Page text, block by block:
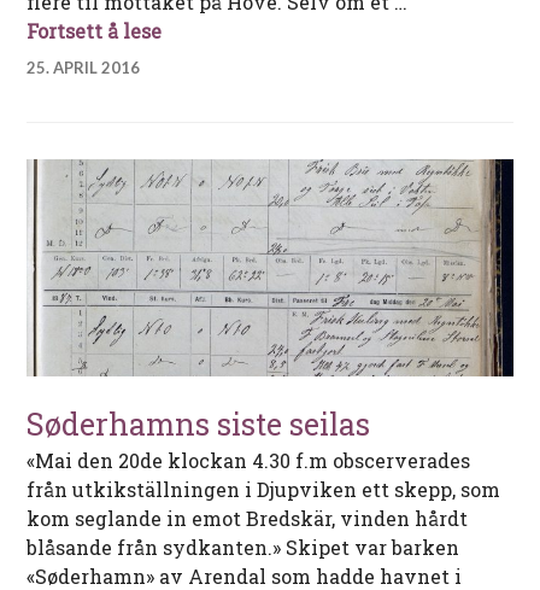
Fortsett å leseFlyktningene på Hove
25. APRIL 2016
Søderhamns siste seilas
«Mai den 20de klockan 4.30 f.m obscerverades
från utkikställningen i Djupviken ett skepp, som
kom seglande in emot Bredskär, vinden hårdt
blåsande från sydkanten.» Skipet var barken
«Søderhamn» av Arendal som hadde havnet i